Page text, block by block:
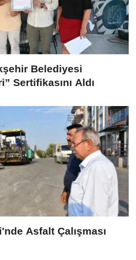
Belediyesi
Sertifikasını Aldı
Asfalt Çalışması